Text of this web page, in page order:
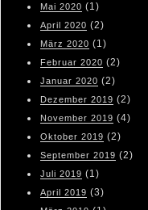
Mai 2020 (1)
April 2020 (2)
März 2020 (1)
Februar 2020 (2)
Januar 2020 (2)
Dezember 2019 (2)
November 2019 (4)
Oktober 2019 (2)
September 2019 (2)
Juli 2019 (1)
April 2019 (3)